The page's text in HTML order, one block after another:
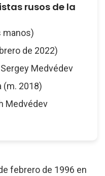
rusos de la
manos)
de 2022)
Medvédev
(m. 2018)
Medvédev
febrero de 1996 en